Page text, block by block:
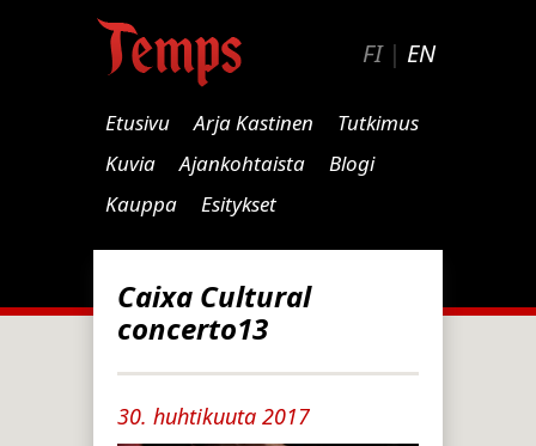
FI| EN
Etusivu Arja Kastinen
Tutkimus
Kuvia
Ajankohtaista
Blogi
Kauppa
Esitykset
Caixa Cultural
concerto13
30. huhtikuuta 2017